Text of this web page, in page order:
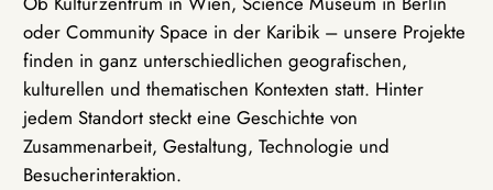
oder Community Space in der Karibik – unsere Projekte
finden in ganz unterschiedlichen geografischen,
kulturellen und thematischen Kontexten statt. Hinter
jedem Standort steckt eine Geschichte von
Zusammenarbeit, Gestaltung, Technologie und
Besucherinteraktion.